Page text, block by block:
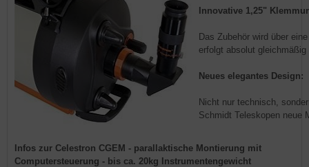
Innovative 1,25"
Das Zubehör wird über
erfolgt absolut
Neues elegantes Design:
Nicht nur technisch,
Schmidt Teleskopen neue
Infos zur Celestron CGEM - parallaktische Montierung mit
Computersteuerung - bis ca. 20kg Instrumentengewicht